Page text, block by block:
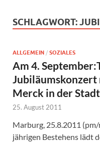
SCHLAGWORT:
ALLGEMEIN / SOZIALES
Am 4.
Merck in der
25. August 2011
Marburg, 25.8.2011
jährigen Bestehens lädt